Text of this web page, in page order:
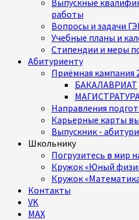
Выпускные
работы
Вопросы и задачи
Учебные планы и
Стипендии и меры
Абитуриенту
Приёмная кампания
БАКАЛАВРИАТ
Направления
Карьерные карты
Выпускник -
Школьнику
Погрузитесь в мир
Кружок «Юный
Кружок
Контакты
VK
MAX